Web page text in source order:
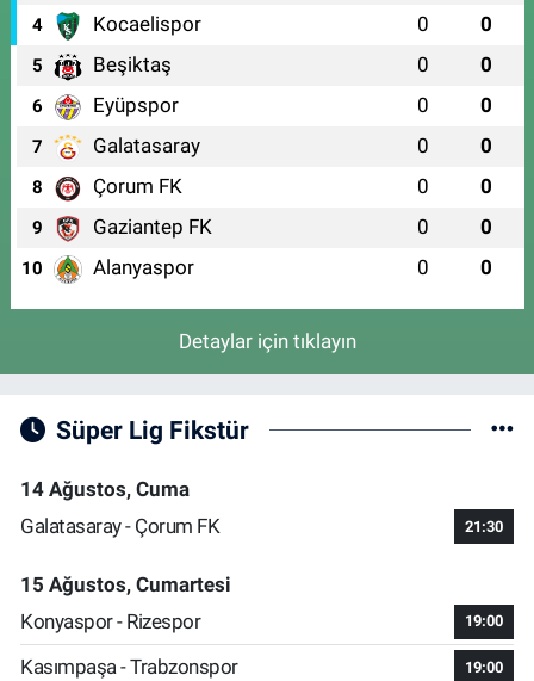
4 Kocaelispor 0 0
5 Beşiktaş 0 0
6 Eyüpspor 0 0
7 Galatasaray 0 0
8 Çorum FK 0 0
9 Gaziantep FK 0 0
10 Alanyaspor 0 0
Detaylar için tıklayın
Süper Lig Fikstür
14 Ağustos, Cuma
Galatasaray - Çorum FK
21:30
15 Ağustos, Cumartesi
Konyaspor - Rizespor
19:00
Kasımpaşa - Trabzonspor 19:00